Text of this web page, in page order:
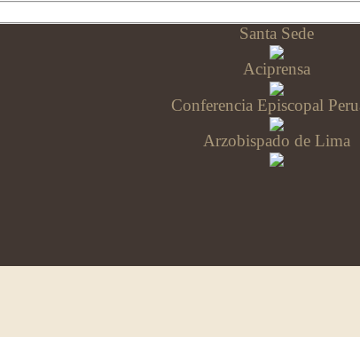
Santa Sede
Aciprensa
Conferencia Episcopal
Arzobispado de Lima